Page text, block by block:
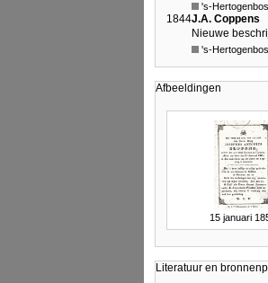
's-
1844J.A. Coppens
Nieuwe
's-
Afbeeldingen
15 januari
Literatuur en